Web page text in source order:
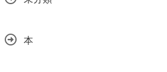
本